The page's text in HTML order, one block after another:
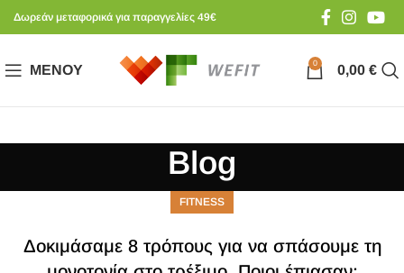
Δωρεάν μεταφορικά για παραγγελίες 49€
ΜΕΝΟΎ 0 0,00 €
Blog
FITNESS
Δοκιμάσαμε 8 τρόπους για να σπάσουμε τη